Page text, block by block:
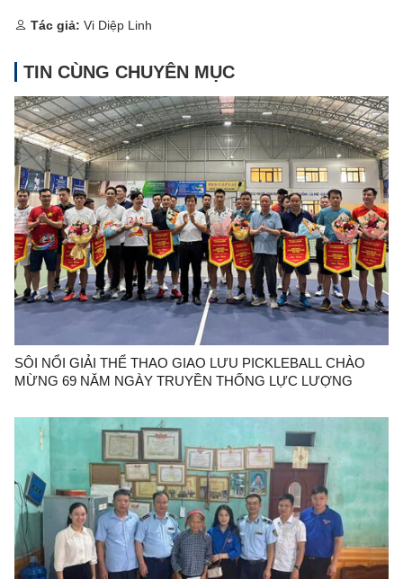
Tác giả: Vi Diệp Linh
TIN CÙNG CHUYÊN MỤC
SÔI NỔI GIẢI THỂ THAO GIAO LƯU PICKLEBALL CHÀO
MỪNG 69 NĂM NGÀY TRUYỀN THỐNG LỰC LƯỢNG